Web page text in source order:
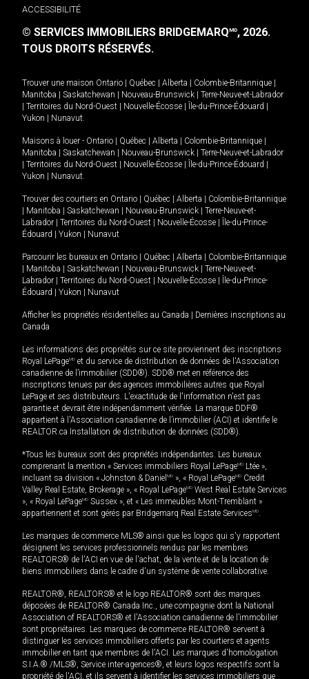
ACCESSIBILITÉ
© SERVICES IMMOBILIERS BRIDGEMARQMD, 2026.
TOUS DROITS RÉSERVÉS.
Trouver une maison Ontario Québec Alberta Colombie-Britannique
Manitoba
Saskatchewan Nouveau-Brunswick
Terre-Neuve-et-Labrador
Territoires du Nord-Ouest Nouvelle-Écosse Île-du-Prince-Édouard
Yukon
Nunavut.
Maisons à louer - Ontario Québec Alberta Colombie-Britannique
Manitoba
Saskatchewan Nouveau-Brunswick
Terre-Neuve-et-Labrador
Territoires du Nord-Ouest Nouvelle-Écosse Île-du-Prince-Édouard
Yukon
Nunavut.
Trouver des courtiers en Ontario Québec Alberta
Colombie-Britannique
Manitoba Saskatchewan Nouveau-Brunswick
Terre-Neuve-et-
Labrador
Territoires du Nord-Ouest Nouvelle-Écosse
Île-du-Prince-
Édouard
Yukon Nunavut
Parcourir les bureaux en Ontario Québec Alberta
Colombie-Britannique
Manitoba Saskatchewan Nouveau-Brunswick
Terre-Neuve-et-
Labrador
Territoires du Nord-Ouest Nouvelle-Écosse
Île-du-Prince-
Édouard
Yukon Nunavut
Afficher les propriétés résidentielles au Canada
Dernières inscriptions au
Canada
Les informations des propriétés sur ce site proviennent des inscriptions
Royal LePageMD et du service de distribution de données de l'Association
canadienne de l’immobilier (SDD®). SDD® met en référence des
inscriptions tenues par des agences immobilières autres que Royal
LePage et ses distributeurs. L'exactitude de l'information n'est pas
garantie et devrait être indépendamment vérifiée. La marque DDF®
appartient à l'Association canadienne de l’immobilier (ACI) et identifie le
REALTOR.ca Installation de distribution de données (SDD®).
*Tous les bureaux sont des propriétés indépendantes. Les bureaux
comprenant la mention « Services immobiliers Royal LePageMD Ltée »,
incluant sa division « Johnston & Daniel MD », « Royal LePageMD Credit
Valley Real Estate, Brokerage », « Royal LePageMD West Real Estate Services
», « Royal LePageMD Sussex », et « Les immeubles Mont-Tremblant »
appartiennent et sont gérés par Bridgemarq Real Estate ServicesMD.
Les marques de commerce MLS® ainsi que les logos qui s'y rapportent
désignent les services professionnels rendus par les membres
REALTORS® de l'ACI en vue de l'achat, de la vente et de la location de
biens immobiliers dans le cadre d'un système de vente collaborative.
REALTOR®, REALTORS® et le logo REALTOR® sont des marques
déposées de REALTOR® Canada Inc., une compagnie dont la National
Association of REALTORS® et l'Association canadienne de l’immobilier
sont propriétaires. Les marques de commerce REALTOR® servent à
distinguer les services immobiliers offerts par les courtiers et agents
immobilier en tant que membres de l'ACI. Les marques d'homologation
S.I.A.® /MLS®, Service inter-agences®, et leurs logos respectifs sont la
propriété de l'ACI, et ils servent à identifier les services immobiliers que